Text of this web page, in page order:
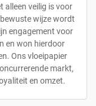
alleen veilig is voor
wijze wordt
engagement voor
en won hierdoor
Ons vloeipapier
markt,
en omzet.